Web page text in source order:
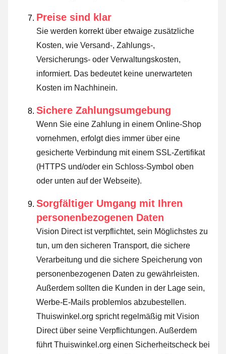
Preise sind klar
Sie werden korrekt über etwaige zusätzliche
Kosten, wie Versand-, Zahlungs-,
Versicherungs- oder Verwaltungskosten,
informiert. Das bedeutet keine unerwarteten
Kosten im Nachhinein.
Sichere Zahlungsumgebung
Wenn Sie eine Zahlung in einem Online-Shop
vornehmen, erfolgt dies immer über eine
gesicherte Verbindung mit einem SSL-Zertifikat
(HTTPS und/oder ein Schloss-Symbol oben
oder unten auf der Webseite).
Sorgfältiger Umgang mit Ihren
personenbezogenen Daten
Vision Direct ist verpflichtet, sein Möglichstes zu
tun, um den sicheren Transport, die sichere
Verarbeitung und die sichere Speicherung von
personenbezogenen Daten zu gewährleisten.
Außerdem sollten die Kunden in der Lage sein,
Werbe-E-Mails problemlos abzubestellen.
Thuiswinkel.org spricht regelmäßig mit Vision
Direct über seine Verpflichtungen. Außerdem
führt Thuiswinkel.org einen Sicherheitscheck bei